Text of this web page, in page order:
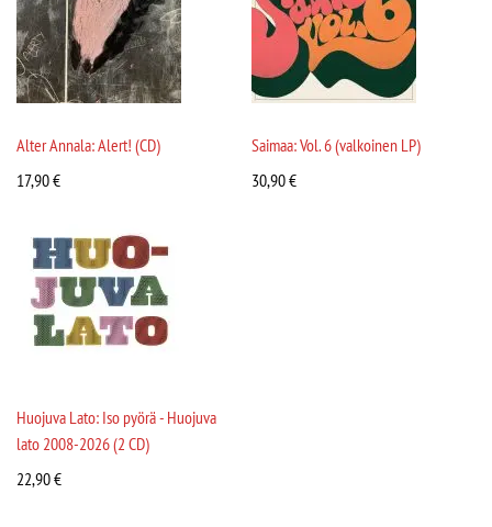
Alter Annala: Alert! (CD)
17,90€
Saimaa: Vol. 6 (valkoinen LP)
30,90€
Huojuva Lato: Iso pyörä - Huojuva
lato 2008-2026 (2 CD)
22,90€